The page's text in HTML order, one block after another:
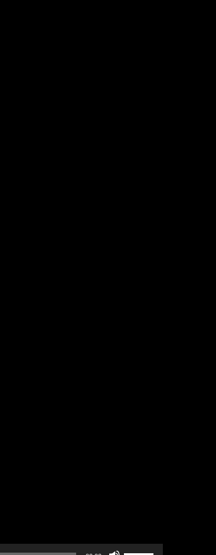
Nuolinäppäimillä